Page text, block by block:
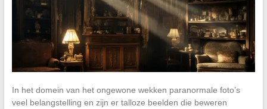
In het domein van het ongewone wekken paranormale foto’s
veel belangstelling en zijn er talloze beelden die beweren